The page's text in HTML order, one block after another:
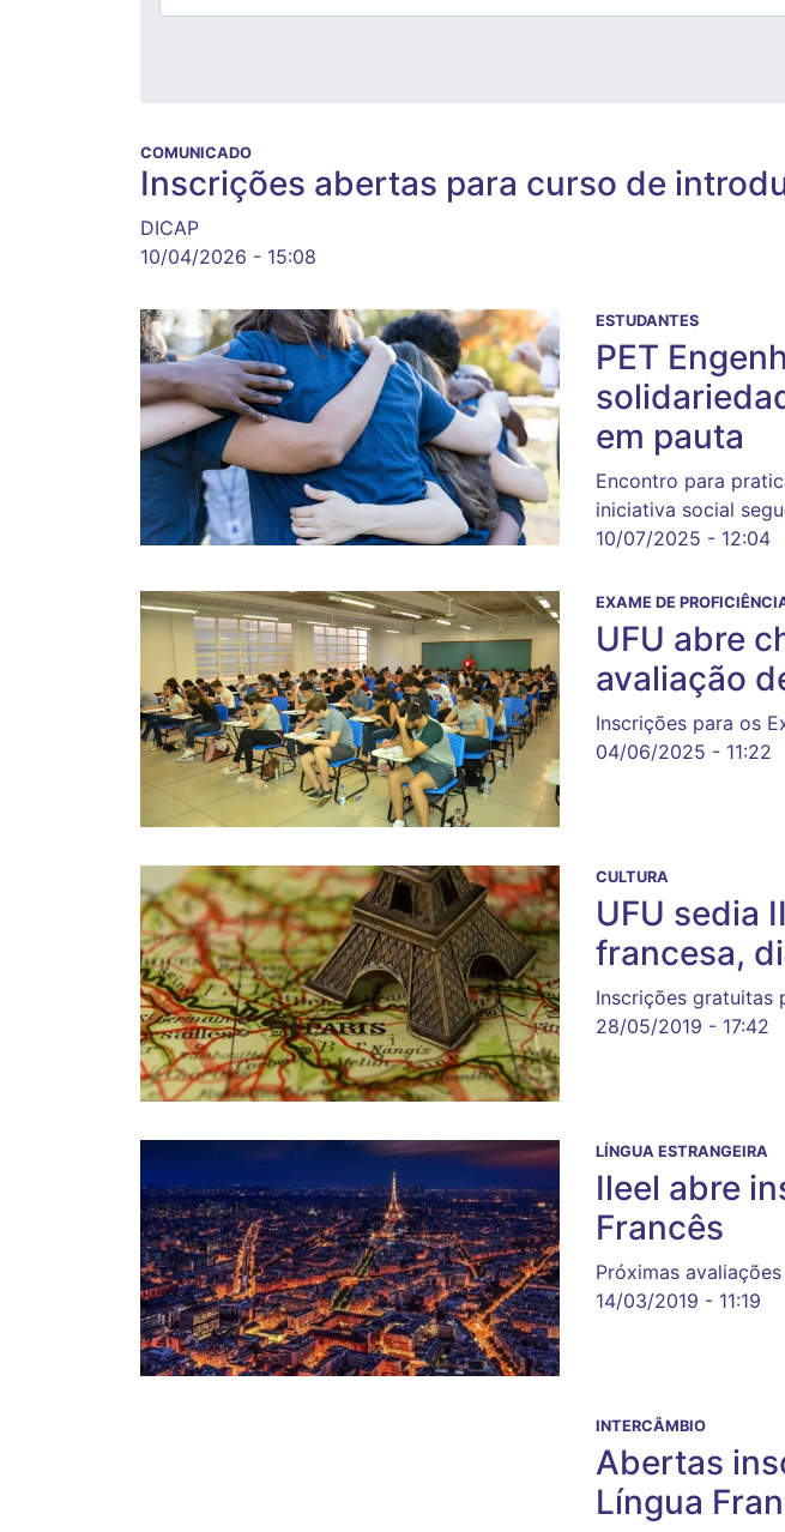
COMUNICADO
Inscrições abertas para curso de
DICAP
10/04/2026 - 15:08
ESTUDANTES
PET
em pauta
Encontro para
iniciativa social
10/07/2025 - 12:04
EXAME DE
UFU abre
avaliação
Inscrições para os
04/06/2025 - 11:22
CULTURA
UFU sedia
francesa,
Inscrições gratuitas
28/05/2019 - 17:42
LÍNGUA ESTRANGEIRA
Ileel abre
Francês
Próximas
14/03/2019 - 11:19
INTERCÂMBIO
Abertas
Língua